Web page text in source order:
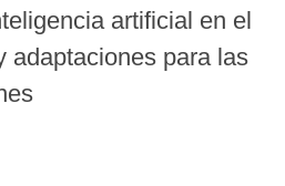
artificial en el
adaptaciones para las